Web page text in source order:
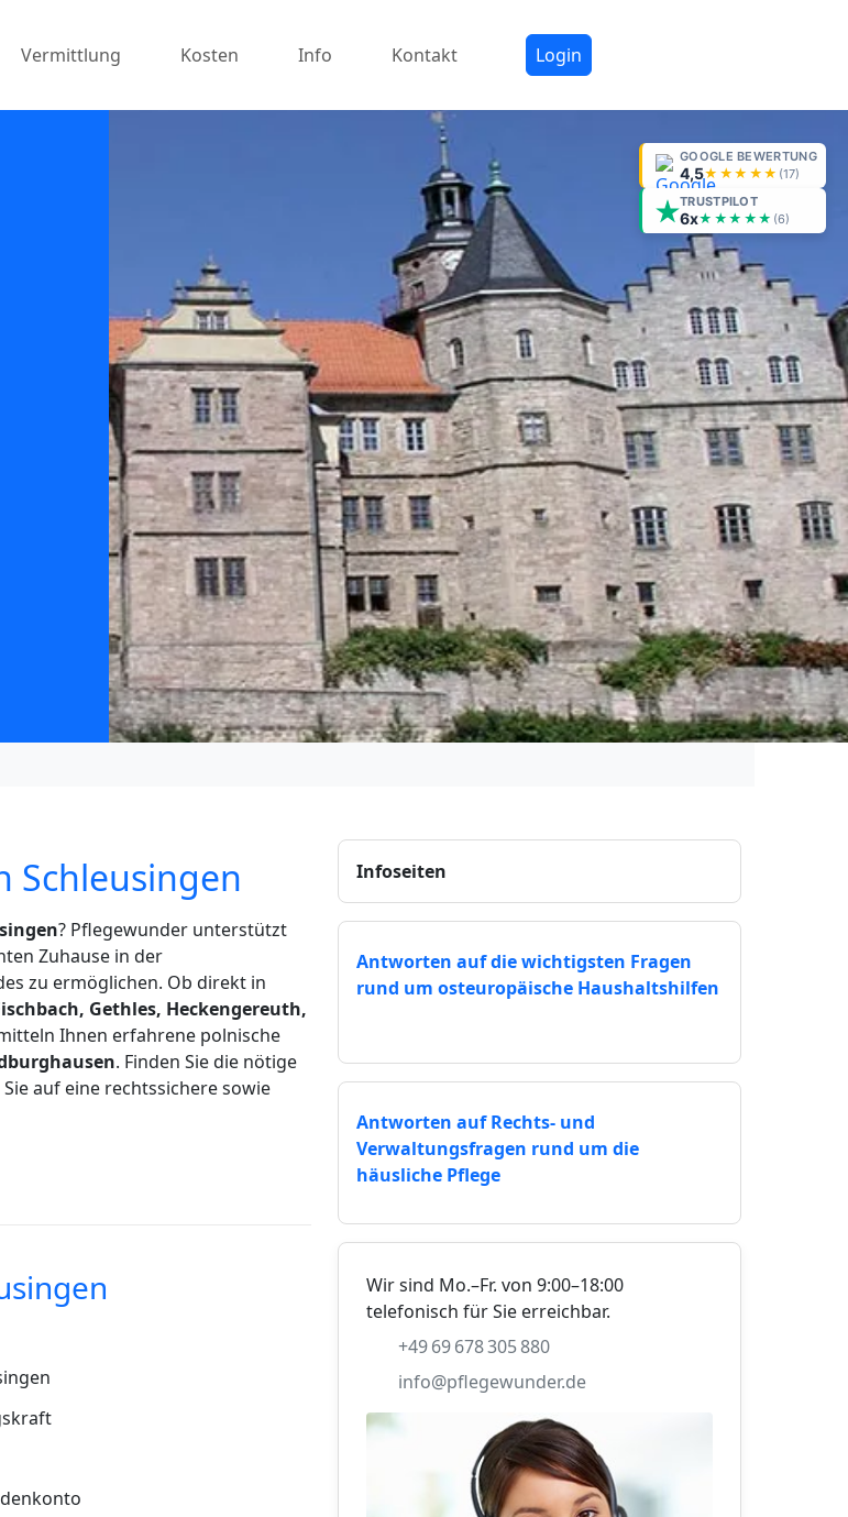
Vermittlung Kosten Info Kontakt Login
GOOGLE BEWERTUNG
4,5★★★★★ (17)
TRUSTPILOT
6x★★★★★ (6)
Schleusingen
? Pflegewunder unterstützt
Zuhause in der
zu ermöglichen. Ob direkt in
Gethles, Heckengereuth,
Ihnen erfahrene polnische
. Finden Sie die nötige
auf eine rechtssichere sowie
Infoseiten
Antworten auf die wichtigsten Fragen
rund um osteuropäische Haushaltshilfen
Antworten auf Rechts- und
Verwaltungsfragen rund um die
häusliche Pflege
Wir sind Mo.–Fr. von 9:00–18:00
telefonisch für Sie erreichbar.
+49 69 678 305 880
info@pflegewunder.de